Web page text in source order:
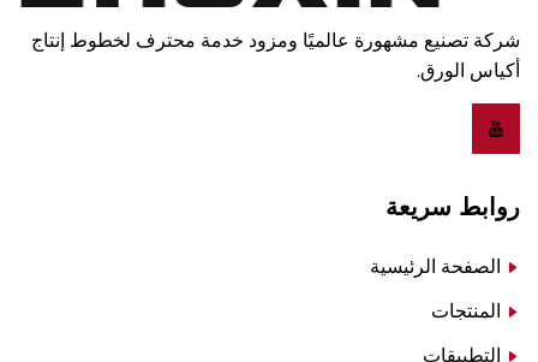
شركة تصنيع مشهورة عالميًا ومزود خدمة محترف لخطوط إنتاج
أكياس الورق.
روابط سريعة
الصفحة الرئيسية
المنتجات
التطبيقات